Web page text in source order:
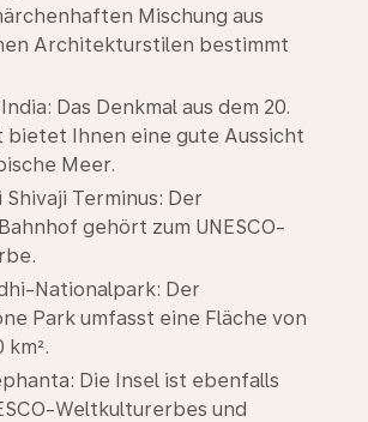
Mischung aus
Architekturstilen bestimmt
Das Denkmal aus dem 20.
bietet Ihnen eine gute Aussicht
Meer.
Terminus: Der
gehört zum UNESCO-
Nationalpark: Der
Park umfasst eine Fläche von
km².
Die Insel ist ebenfalls
Weltkulturerbes und